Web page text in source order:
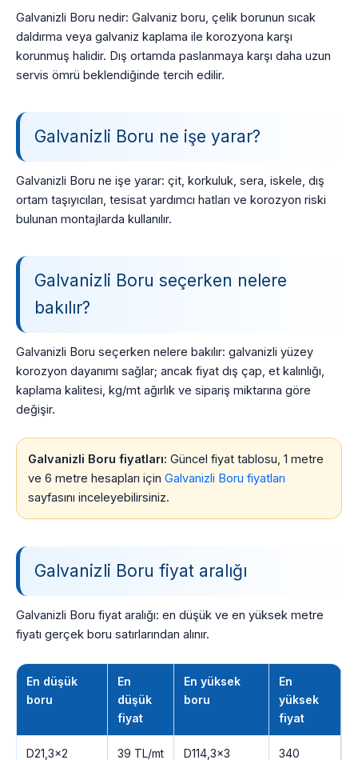
Galvanizli Boru nedir: Galvaniz boru, çelik borunun sıcak
daldırma veya galvaniz kaplama ile korozyona karşı
korunmuş halidir. Dış ortamda paslanmaya karşı daha uzun
servis ömrü beklendiğinde tercih edilir.
Galvanizli Boru ne işe yarar?
Galvanizli Boru ne işe yarar: çit, korkuluk, sera, iskele, dış
ortam taşıyıcıları, tesisat yardımcı hatları ve korozyon riski
bulunan montajlarda kullanılır.
Galvanizli Boru seçerken nelere
bakılır?
Galvanizli Boru seçerken nelere bakılır: galvanizli yüzey
korozyon dayanımı sağlar; ancak fiyat dış çap, et kalınlığı,
kaplama kalitesi, kg/mt ağırlık ve sipariş miktarına göre
değişir.
Galvanizli Boru fiyatları: Güncel fiyat tablosu, 1 metre
ve 6 metre hesapları için Galvanizli Boru fiyatları
sayfasını inceleyebilirsiniz.
Galvanizli Boru fiyat aralığı
Galvanizli Boru fiyat aralığı: en düşük ve en yüksek metre
fiyatı gerçek boru satırlarından alınır.
En düşük
boru
En
düşük
fiyat
En yüksek
boru
En
yüksek
fiyat
D21,3×2
39 TL/mt
D114,3×3
340